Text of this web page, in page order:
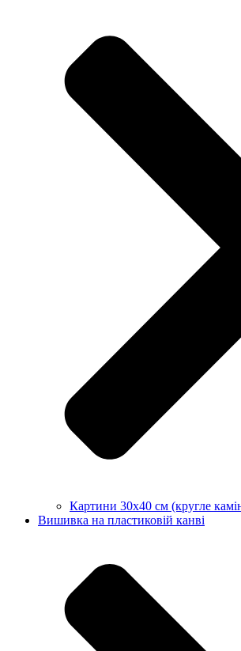
Картини 30х40 см (кругле
Вишивка на пластиковій канві